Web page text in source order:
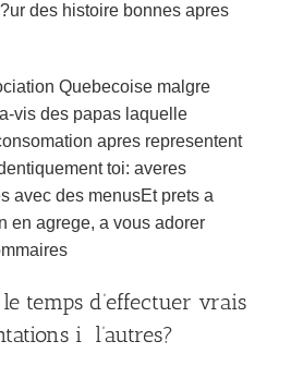
des histoire bonnes apres
Quebecoise malgre
vis des papas laquelle
apres representent
toi: averes
avec des menusEt prets a
en agrege, a vous adorer
temps d’effectuer vrais
i l’autres?